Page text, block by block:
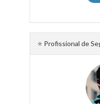
⭐ Profissional de